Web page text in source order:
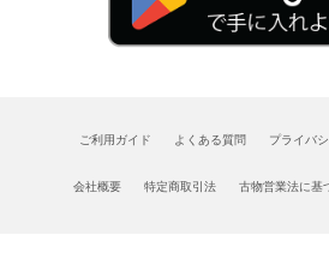
ご利用ガイド よくある質問 プライバ
会社概要 特定商取引法 古物営業法に基